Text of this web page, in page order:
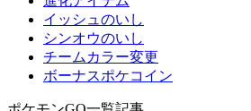
イッシュのいし
シンオウのいし
チームカラー変更
ボーナスポケコイン